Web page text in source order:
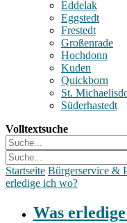
Eddelak
Eggstedt
Frestedt
Großenrade
Hochdonn
Kuden
Quickborn
St.
Süderhastedt
Volltextsuche
Startseite Bürgerservice &
erledige ich wo?
Was